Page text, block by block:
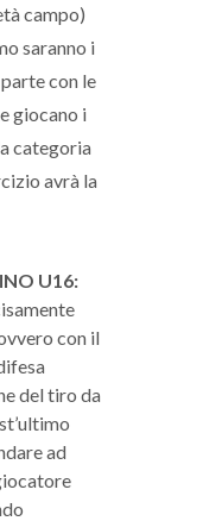
campo)
saranno i
con le
giocano i
categoria
avrà la
U16:
con il
del tiro da
ad